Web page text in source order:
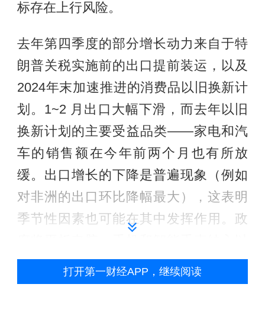
标存在上行风险。
去年第四季度的部分增长动力来自于特
朗普关税实施前的出口提前装运，以及
2024年末加速推进的消费品以旧换新计
划。1~2 月出口大幅下滑，而去年以旧
换新计划的主要受益品类——家电和汽
车的销售额在今年前两个月也有所放
缓。出口增长的下降是普遍现象（例如
对非洲的出口环比降幅最大），这表明
季节性因素也可能在其中发挥作用。政
旧换新补贴范围后，1~2 月通信设备零
售销售额大幅增长。
打开第一财经APP，继续阅读